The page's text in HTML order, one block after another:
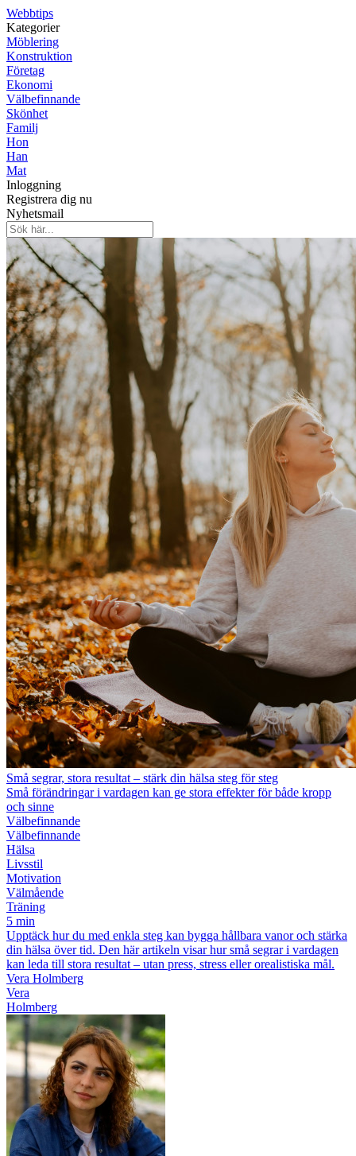
Webbtips
Kategorier
Möblering
Konstruktion
Företag
Ekonomi
Välbefinnande
Skönhet
Familj
Hon
Han
Mat
Inloggning
Registrera dig nu
Nyhetsmail
Små segrar, stora resultat – stärk din hälsa steg för steg
Små förändringar i vardagen kan ge stora effekter för både kropp
och sinne
Välbefinnande
Välbefinnande
Hälsa
Livsstil
Motivation
Välmående
Träning
5 min
Upptäck hur du med enkla steg kan bygga hållbara vanor och stärka
din hälsa över tid. Den här artikeln visar hur små segrar i vardagen
kan leda till stora resultat – utan press, stress eller orealistiska mål.
Vera Holmberg
Vera
Holmberg